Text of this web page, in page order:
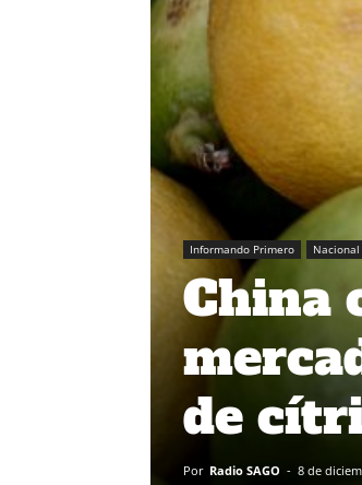
Informando Primero Nacional
China
de
Por Radio SAGO - 8 de